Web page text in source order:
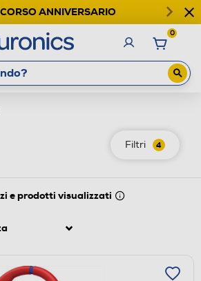
ANNIVERSARIO
0
Filtri 4
e prodotti visualizzati